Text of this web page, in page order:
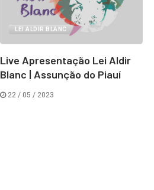
LEI ALDIR BLANC
Live Apresentação Lei Aldir
Blanc | Assunção do Piauí
22 / 05 / 2023